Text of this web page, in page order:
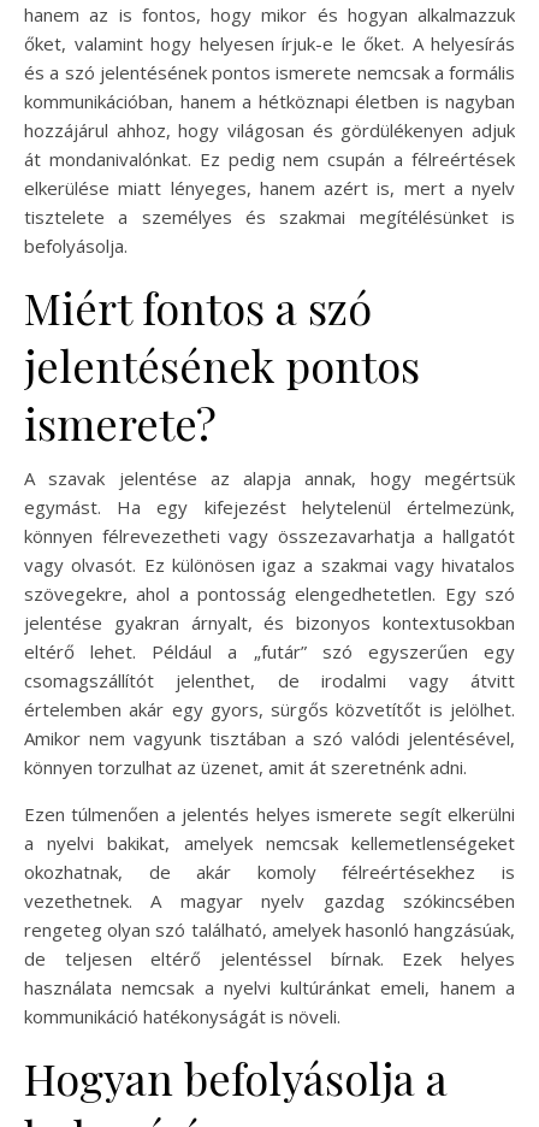
hanem az is fontos, hogy mikor és hogyan alkalmazzuk
őket, valamint hogy helyesen írjuk-e le őket. A helyesírás
és a szó jelentésének pontos ismerete nemcsak a formális
kommunikációban, hanem a hétköznapi életben is nagyban
hozzájárul ahhoz, hogy világosan és gördülékenyen adjuk
át mondanivalónkat. Ez pedig nem csupán a félreértések
elkerülése miatt lényeges, hanem azért is, mert a nyelv
tisztelete a személyes és szakmai megítélésünket is
befolyásolja.
Miért fontos a szó
jelentésének pontos
ismerete?
A szavak jelentése az alapja annak, hogy megértsük
egymást. Ha egy kifejezést helytelenül értelmezünk,
könnyen félrevezetheti vagy összezavarhatja a hallgatót
vagy olvasót. Ez különösen igaz a szakmai vagy hivatalos
szövegekre, ahol a pontosság elengedhetetlen. Egy szó
jelentése gyakran árnyalt, és bizonyos kontextusokban
eltérő lehet. Például a „futár” szó egyszerűen egy
csomagszállítót jelenthet, de irodalmi vagy átvitt
értelemben akár egy gyors, sürgős közvetítőt is jelölhet.
Amikor nem vagyunk tisztában a szó valódi jelentésével,
könnyen torzulhat az üzenet, amit át szeretnénk adni.
Ezen túlmenően a jelentés helyes ismerete segít elkerülni
a nyelvi bakikat, amelyek nemcsak kellemetlenségeket
okozhatnak, de akár komoly félreértésekhez is
vezethetnek. A magyar nyelv gazdag szókincsében
rengeteg olyan szó található, amelyek hasonló hangzásúak,
de teljesen eltérő jelentéssel bírnak. Ezek helyes
használata nemcsak a nyelvi kultúránkat emeli, hanem a
kommunikáció hatékonyságát is növeli.
Hogyan befolyásolja a